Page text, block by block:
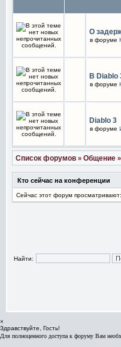
О
в форуме
В Diablo
в форуме
Diablo 3
в форуме
Список форумов » Общение »
Кто сейчас на конференции
Сейчас этот форум
Найти:
×
Здравствуйте, Гость!
Для полноценного доступа к форуму Вам